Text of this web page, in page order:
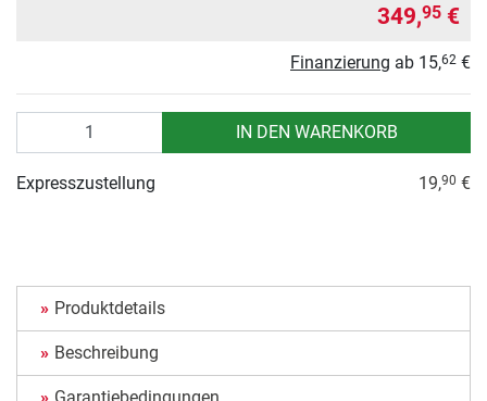
349,95 €
Finanzierung ab 15,62 €
IN DEN WARENKORB
Expresszustellung 19,90 €
Produktdetails
Beschreibung